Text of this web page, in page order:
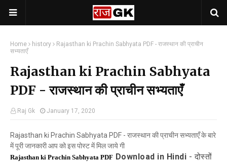
Home history
Rajasthan ki Prachin Sabhyata PDF - राजस्थान की प्राचीन
सभ्यताएँ
Rajasthan ki Prachin Sabhyata
PDF - राजस्थान की प्राचीन सभ्यताएँ
Raj Gk January 17, 2020
Rajasthan ki Prachin Sabhyata PDF - राजस्थान की प्राचीन सभ्यताएँ के बारे
में पूरी जानकारी आप को इस पोस्ट में मिल जाये गी
Rajasthan ki Prachin Sabhyata PDF Download in Hindi - दोस्तों